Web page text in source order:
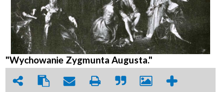
"Wychowanie Zygmunta Augusta."